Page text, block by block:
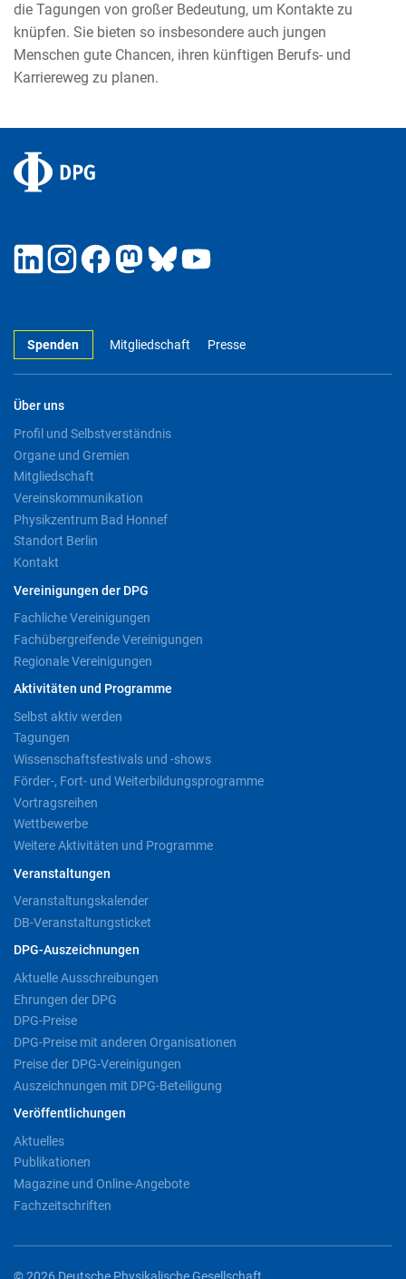
die Tagungen von großer Bedeutung, um Kontakte zu
knüpfen. Sie bieten so insbesondere auch jungen
Menschen gute Chancen, ihren künftigen Berufs- und
Karriereweg zu planen.
Spenden Mitgliedschaft Presse
Über uns
Profil und Selbstverständnis
Organe und Gremien
Mitgliedschaft
Vereinskommunikation
Physikzentrum Bad Honnef
Standort Berlin
Kontakt
Vereinigungen der DPG
Fachliche Vereinigungen
Fachübergreifende Vereinigungen
Regionale Vereinigungen
Aktivitäten und Programme
Selbst aktiv werden
Tagungen
Wissenschaftsfestivals und -shows
Förder-, Fort- und Weiterbildungsprogramme
Vortragsreihen
Wettbewerbe
Weitere Aktivitäten und Programme
Veranstaltungen
Veranstaltungskalender
DB-Veranstaltungsticket
DPG-Auszeichnungen
Aktuelle Ausschreibungen
Ehrungen der DPG
DPG-Preise
DPG-Preise mit anderen Organisationen
Preise der DPG-Vereinigungen
Auszeichnungen mit DPG-Beteiligung
Veröffentlichungen
Aktuelles
Publikationen
Magazine und Online-Angebote
Fachzeitschriften